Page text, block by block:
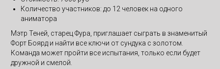
Количество участников: до 12 человек на одного
аниматора
Мэтр Теней, старец Фура, приглашает сыграть в знаменитый
Форт Боярд и найти все ключи от сундука с золотом.
Команда может пройти все испытания, только если будет
дружной и смелой.